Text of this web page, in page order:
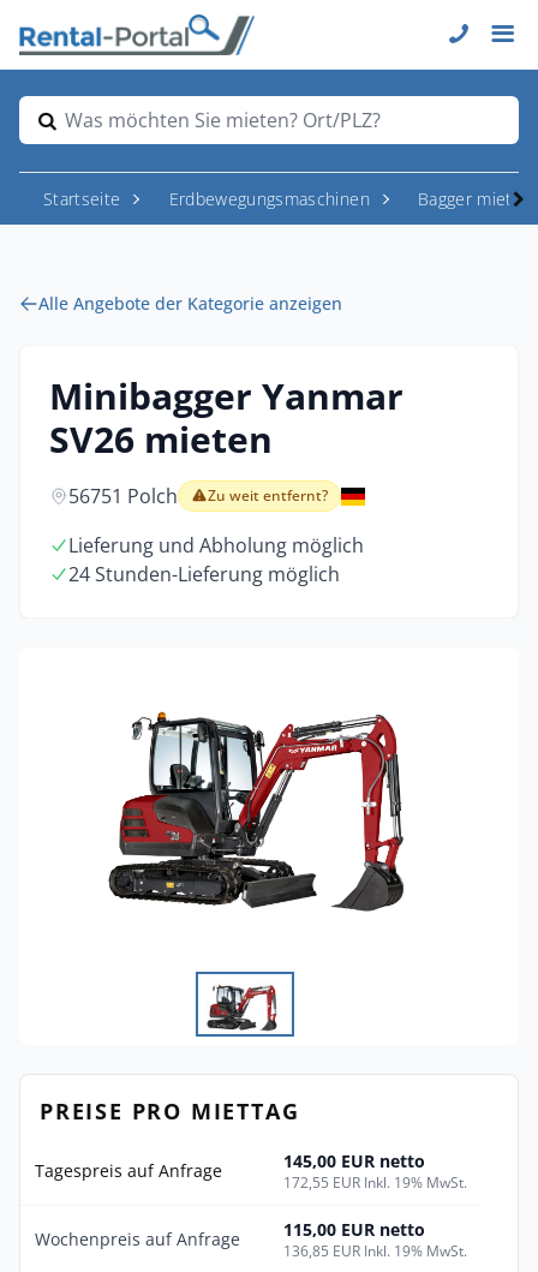
Was möchten Sie mieten? Ort/PLZ?
Startseite Erdbewegungsmaschinen Bagger mieten
Alle Angebote der Kategorie anzeigen
Minibagger Yanmar
SV26 mieten
56751 Polch Zu weit entfernt?
Lieferung und Abholung möglich
24 Stunden-Lieferung möglich
PREISE PRO MIETTAG
Tagespreis auf Anfrage 145,00 EUR netto
172,55 EUR Inkl. 19% MwSt.
Wochenpreis auf Anfrage 115,00 EUR netto
136,85 EUR Inkl. 19% MwSt.